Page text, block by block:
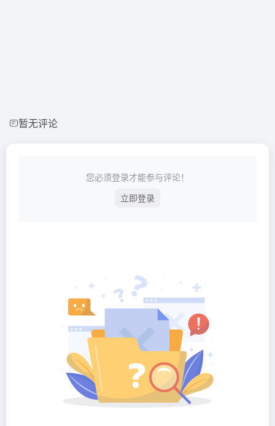
暂无评论
您必须登录才能参与评论！
立即登录